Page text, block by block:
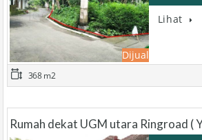
Dijual
Lihat
368 m2
Rumah dekat UGM utara Ringroad (